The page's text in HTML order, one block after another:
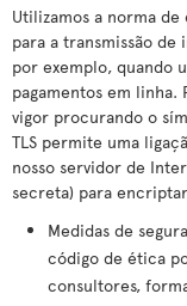
Utilizamos a norma de
para a transmissão de
por exemplo, quando
pagamentos em
vigor procurando o
TLS permite uma
nosso servidor de
secreta) para
Medidas de
código de ética
consultores,